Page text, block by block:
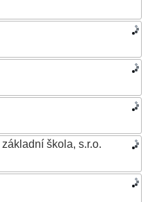
škola, s.r.o.